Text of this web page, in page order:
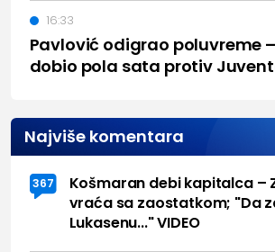
Pavlović odigrao poluvreme
dobio pola sata protiv
16:33
Najviše komentara
367
Košmaran debi kapitalca –
vraća sa zaostatkom; "Da
Lukasenu..." VIDEO